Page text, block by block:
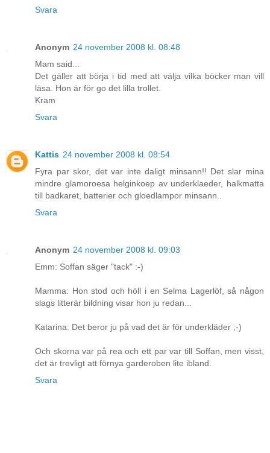
Svara
Anonym 24 november 2008 kl. 08:48
Mam said...
Det gäller att börja i tid med att välja vilka böcker man vill
läsa. Hon är för go det lilla trollet.
Kram
Svara
Kattis 24 november 2008 kl. 08:54
Fyra par skor, det var inte daligt minsann!! Det slar mina
mindre glamoroesa helginkoep av underklaeder, halkmatta
till badkaret, batterier och gloedlampor minsann..
Svara
Anonym 24 november 2008 kl. 09:03
Emm: Soffan säger "tack" :-)
Mamma: Hon stod och höll i en Selma Lagerlöf, så någon
slags litterär bildning visar hon ju redan...
Katarina: Det beror ju på vad det är för underkläder ;-)
Och skorna var på rea och ett par var till Soffan, men visst,
det är trevligt att förnya garderoben lite ibland.
Svara